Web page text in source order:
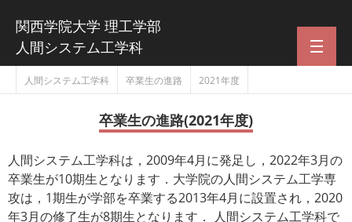
関西学院大学 理工学部
人間システム工学科
学科トップ
研究領域
人間 × デザイン
人間システム工学科 卒業生の進路 2021年度
卒業生の進路(2021年度)
人間システム工学科は，2009年4月に発足し，2022年3月の
卒業生が10期生となります．大学院の人間システム工学専
攻は，1期生が学部を卒業する2013年4月に設置され，2020
年3月の修了生が8期生となります． 人間システム工学科で